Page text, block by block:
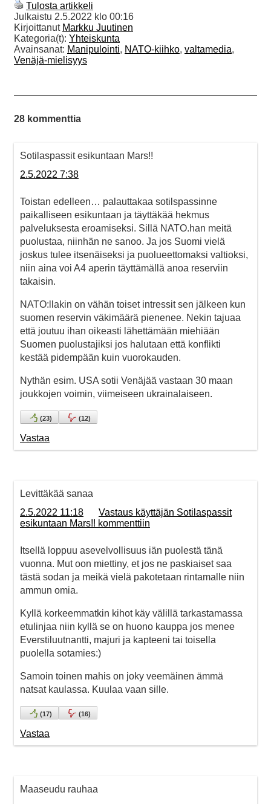
Tulosta artikkeli
Julkaistu 2.5.2022 klo 00:16
Kirjoittanut Markku Juutinen
Kategoria(t): Yhteiskunta
Avainsanat: Manipulointi, NATO-kiihko, valtamedia,
Venäjä-mielisyys
28 kommenttia
Sotilaspassit esikuntaan Mars!!
2.5.2022 7:38
Toistan edelleen… palauttakaa sotilspassinne
paikalliseen esikuntaan ja täyttäkää hekmus
palveluksesta eroamiseksi. Sillä NATO.han meitä
puolustaa, niinhän ne sanoo. Ja jos Suomi vielä
joskus tulee itsenäiseksi ja puolueettomaksi valtioksi,
niin aina voi A4 aperin täyttämällä anoa reserviin
takaisin.
NATO:llakin on vähän toiset intressit sen jälkeen kun
suomen reservin väkimäärä pienenee. Nekin tajuaa
että joutuu ihan oikeasti lähettämään miehiään
Suomen puolustajiksi jos halutaan että konflikti
kestää pidempään kuin vuorokauden.
Nythän esim. USA sotii Venäjää vastaan 30 maan
joukkojen voimin, viimeiseen ukrainalaiseen.
(23) (12)
Vastaa
Levittäkää sanaa
2.5.2022 11:18
Vastaus käyttäjän Sotilaspassit
esikuntaan Mars!! kommenttiin
Itsellä loppuu asevelvollisuus iän puolestä tänä
vuonna. Mut oon miettiny, et jos ne paskiaiset saa
tästä sodan ja meikä vielä pakotetaan rintamalle niin
ammun omia.
Kyllä korkeemmatkin kihot käy välillä tarkastamassa
etulinjaa niin kyllä se on huono kauppa jos menee
Everstiluutnantti, majuri ja kapteeni tai toisella
puolella sotamies:)
Samoin toinen mahis on joky veemäinen ämmä
natsat kaulassa. Kuulaa vaan sille.
(17) (16)
Vastaa
Maaseudu rauhaa